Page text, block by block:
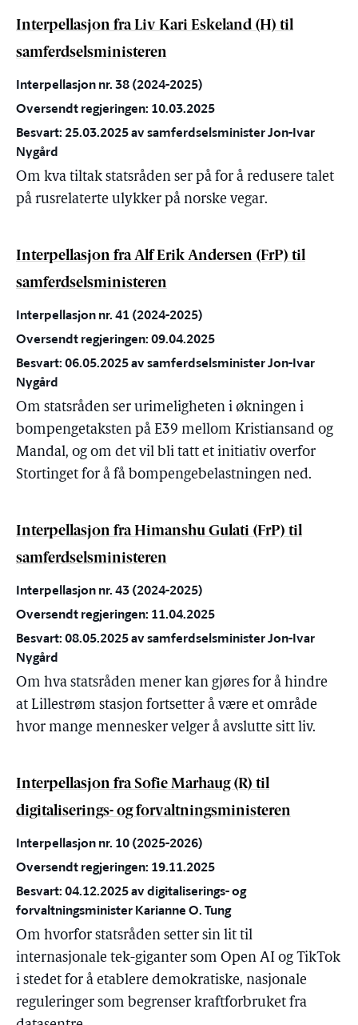
Interpellasjon fra Liv Kari Eskeland (H) til
samferdselsministeren
Interpellasjon nr. 38 (2024-2025)
Oversendt regjeringen: 10.03.2025
Besvart: 25.03.2025 av samferdselsminister Jon-Ivar
Nygård
Om kva tiltak statsråden ser på for å redusere talet
på rusrelaterte ulykker på norske vegar.
Interpellasjon fra Alf Erik Andersen (FrP) til
samferdselsministeren
Interpellasjon nr. 41 (2024-2025)
Oversendt regjeringen: 09.04.2025
Besvart: 06.05.2025 av samferdselsminister Jon-Ivar
Nygård
Om statsråden ser urimeligheten i økningen i
bompengetaksten på E39 mellom Kristiansand og
Mandal, og om det vil bli tatt et initiativ overfor
Stortinget for å få bompengebelastningen ned.
Interpellasjon fra Himanshu Gulati (FrP) til
samferdselsministeren
Interpellasjon nr. 43 (2024-2025)
Oversendt regjeringen: 11.04.2025
Besvart: 08.05.2025 av samferdselsminister Jon-Ivar
Nygård
Om hva statsråden mener kan gjøres for å hindre
at Lillestrøm stasjon fortsetter å være et område
hvor mange mennesker velger å avslutte sitt liv.
Interpellasjon fra Sofie Marhaug (R) til
digitaliserings- og forvaltningsministeren
Interpellasjon nr. 10 (2025-2026)
Oversendt regjeringen: 19.11.2025
Besvart: 04.12.2025 av digitaliserings- og
forvaltningsminister Karianne O. Tung
Om hvorfor statsråden setter sin lit til
internasjonale tek-giganter som Open AI og TikTok
i stedet for å etablere demokratiske, nasjonale
reguleringer som begrenser kraftforbruket fra